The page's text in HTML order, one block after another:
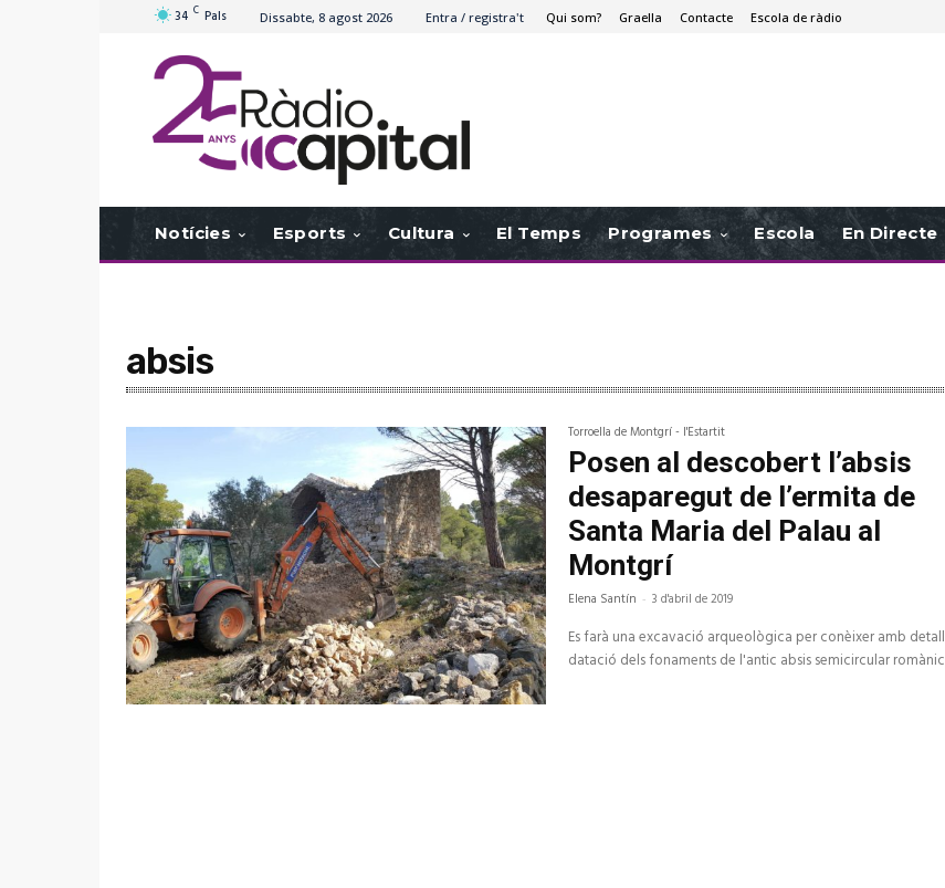
34 C Pals Dissabte, 8 agost 2026 Entra / registra't Qui som? Graella Contacte Escola de ràdio
Notícies Esports Cultura El Temps Programes Escola En Directe
absis
Torroella de Montgrí - l'Estartit
Posen al descobert l’absis
desaparegut de l’ermita de
Santa Maria del Palau al
Montgrí
Elena Santín - 3 d'abril de 2019
Es farà una excavació arqueològica per conèixer amb detall la
datació dels fonaments de l'antic absis semicircular romànic